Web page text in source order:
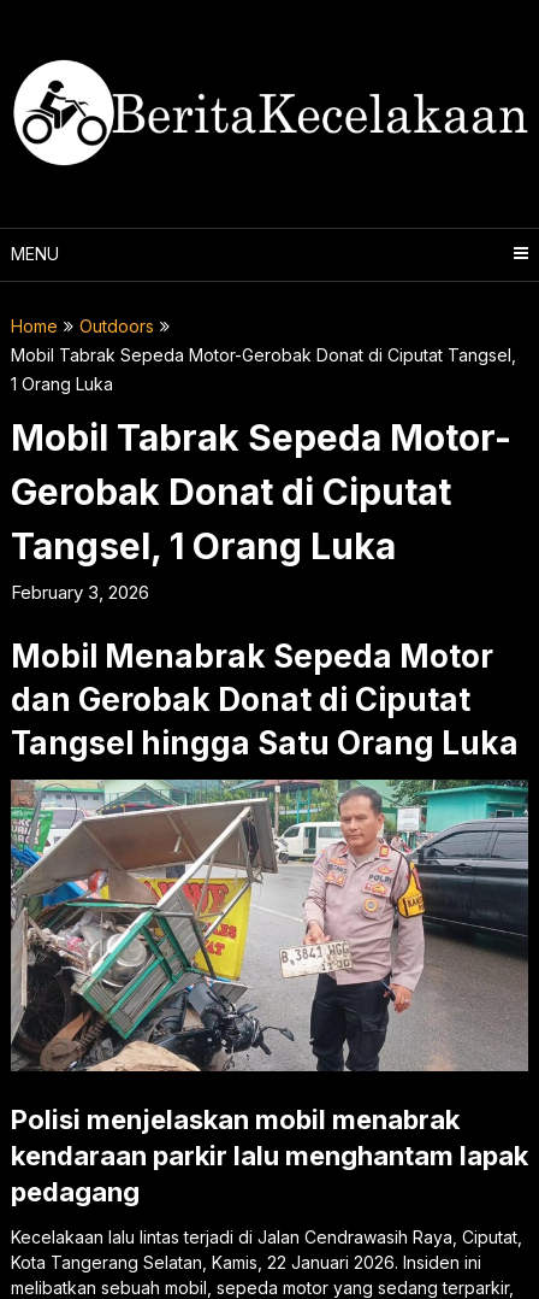
content
MENU
Home
Outdoors
Mobil Tabrak Sepeda Motor-Gerobak Donat di Ciputat Tangsel,
1 Orang Luka
Mobil Tabrak Sepeda Motor-
Gerobak Donat di Ciputat
Tangsel, 1 Orang Luka
February 3, 2026
Mobil Menabrak Sepeda Motor
dan Gerobak Donat di Ciputat
Tangsel hingga Satu Orang Luka
Polisi menjelaskan mobil menabrak
kendaraan parkir lalu menghantam lapak
pedagang
Kecelakaan lalu lintas terjadi di Jalan Cendrawasih Raya, Ciputat,
Kota Tangerang Selatan, Kamis, 22 Januari 2026. Insiden ini
melibatkan sebuah mobil, sepeda motor yang sedang terparkir,